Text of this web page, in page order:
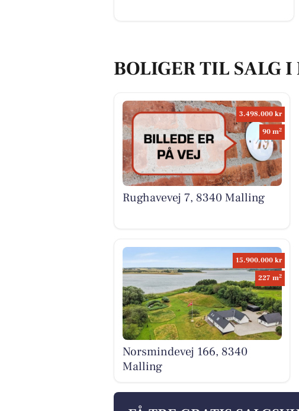
BOLIGER TIL SALG
3.498.000 kr
90 m2
Rughavevej 7, 8340 Malling
15.900.000 kr
227 m2
Norsmindevej 166, 8340
Malling